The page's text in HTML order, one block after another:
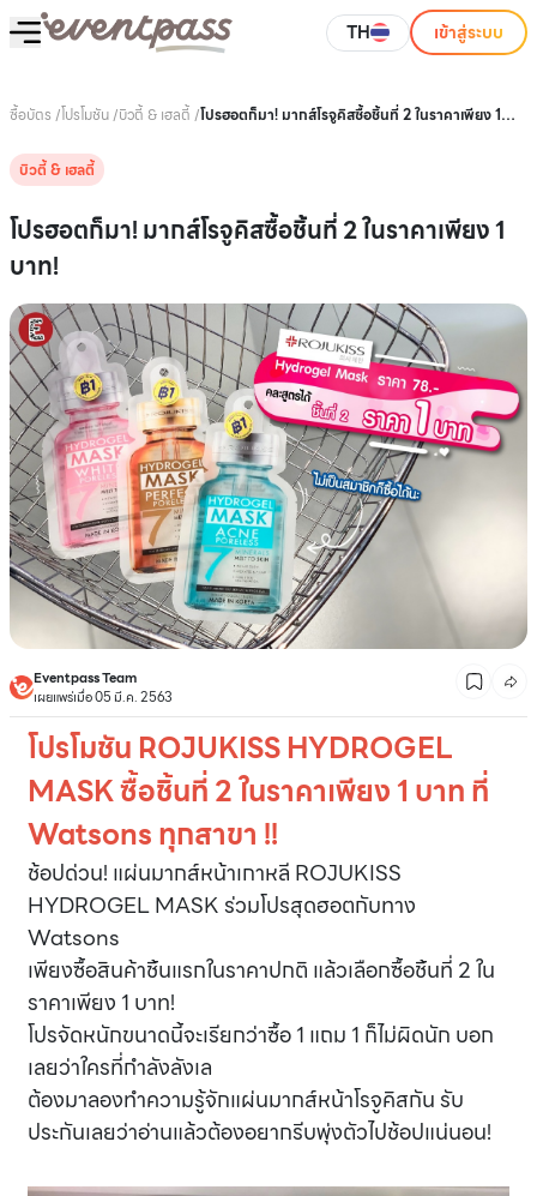
TH เข้าสู่ระบบ
ซื้อบัตร /โปรโมชัน/บิวตี้ & เฮลตี้ /โปรฮอตก็มา! มากส์โรจูคิสซื้อชิ้นที่ 2 ในราคาเพียง 1
บิวตี้ & เฮลตี้
โปรฮอตก็มา! มากส์โรจูคิสซื้อชิ้นที่ 2 ในราคาเพียง 1
บาท!
Eventpass Team
เผยแพร่เมื่อ 05 มี.ค. 2563
โปรโมชัน ROJUKISS HYDROGEL
MASK ซื้อชิ้นที่ 2 ในราคาเพียง1 บาท ที่
Watsons ทุกสาขา !!
ช้อปด่วน! แผ่นมากส์หน้าเกาหลี ROJUKISS
HYDROGEL MASK ร่วมโปรสุดฮอตกับทาง
Watsons
เพียงซื้อสินค้าชิ้นแรกในราคาปกติ แล้วเลือกซื้อชิ้นที่ 2 ใน
ราคาเพียง 1 บาท!
โปรจัดหนักขนาดนี้จะเรียกว่าซื้อ 1 แถม 1 ก็ไม่ผิดนัก บอก
เลยว่าใครที่กำลังลังเล
ต้องมาลองทำความรู้จักแผ่นมากส์หน้าโรจูคิสกัน รับ
ประกันเลยว่าอ่านแล้วต้องอยากรีบพุ่งตัวไปช้อปแน่นอน!